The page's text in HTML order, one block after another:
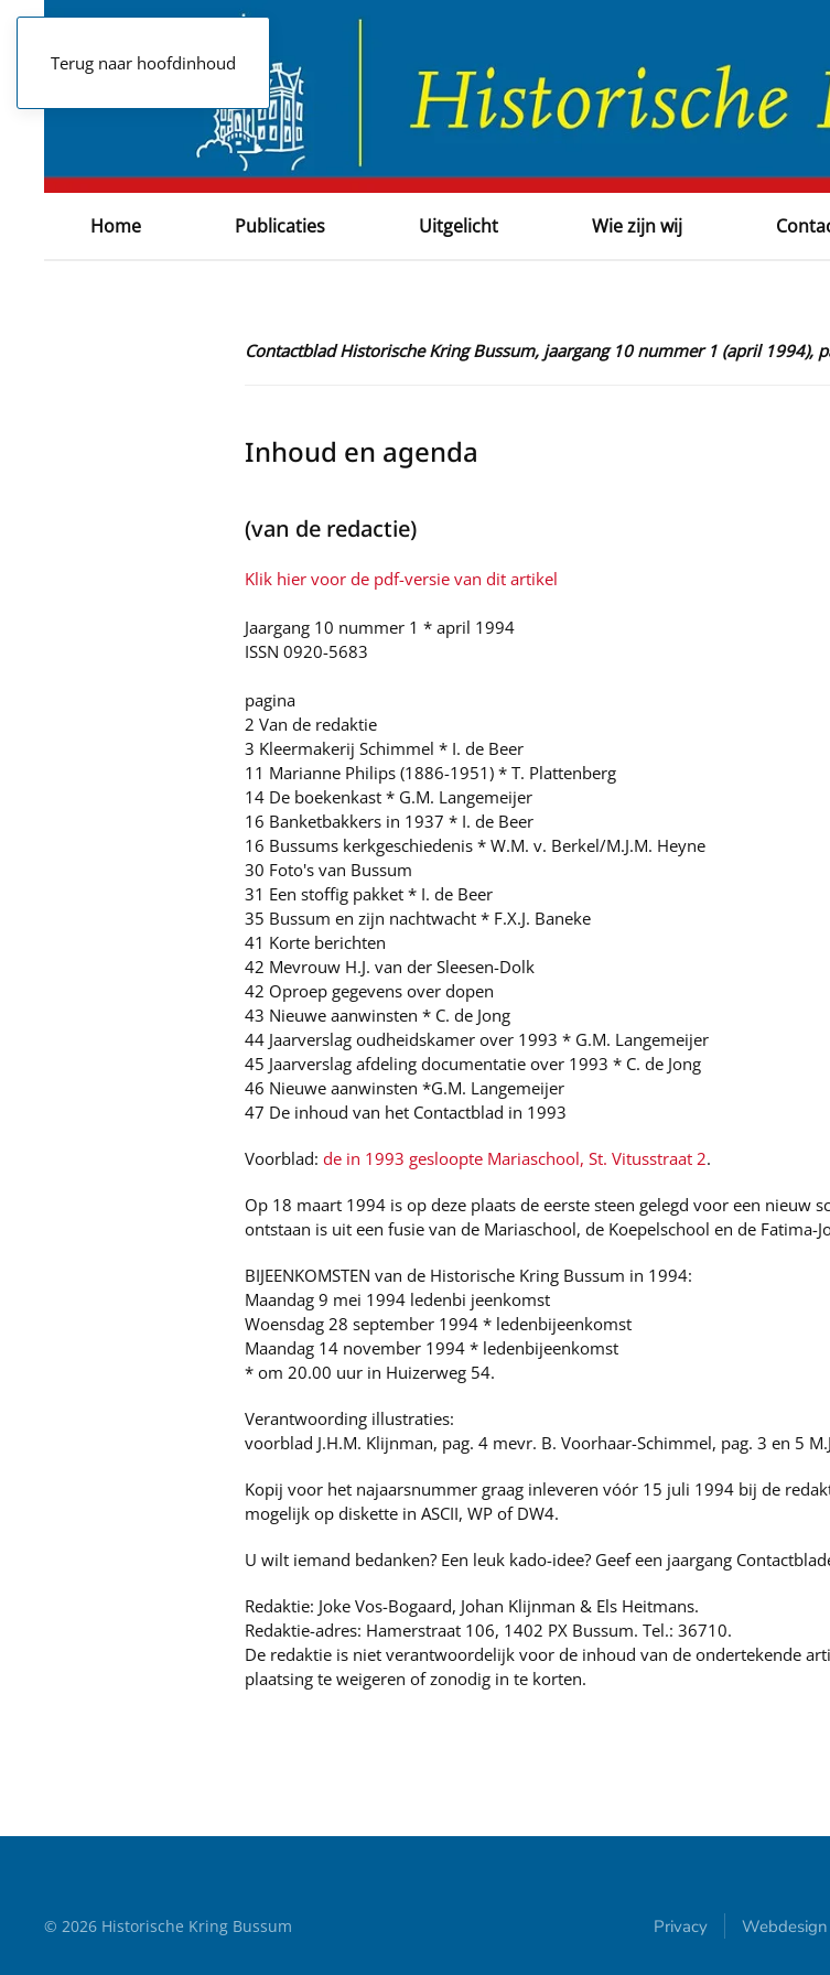
Terug naar hoofdinhoud
Home Publicaties Uitgelicht Wie zijn wij
Contactblad Historische Kring Bussum, jaargang 10 nummer 1 (april 1994),
Inhoud en agenda
(van de redactie)
Klik hier voor de pdf-versie van dit artikel
Jaargang 10 nummer 1 * april 1994
ISSN 0920-5683
pagina
2 Van de redaktie
3 Kleermakerij Schimmel * I. de Beer
11 Marianne Philips (1886-1951) * T. Plattenberg
14 De boekenkast * G.M. Langemeijer
16 Banketbakkers in 1937 * I. de Beer
16 Bussums kerkgeschiedenis * W.M. v. Berkel/M.J.M. Heyne
30 Foto's van Bussum
31 Een stoffig pakket * I. de Beer
35 Bussum en zijn nachtwacht * F.X.J. Baneke
41 Korte berichten
42 Mevrouw H.J. van der Sleesen-Dolk
42 Oproep gegevens over dopen
43 Nieuwe aanwinsten * C. de Jong
44 Jaarverslag oudheidskamer over 1993 * G.M. Langemeijer
45 Jaarverslag afdeling documentatie over 1993 * C. de Jong
46 Nieuwe aanwinsten *G.M. Langemeijer
47 De inhoud van het Contactblad in 1993
Voorblad: de in 1993 gesloopte Mariaschool, St. Vitusstraat 2.
Op 18 maart 1994 is op deze plaats de eerste steen gelegd voor een nieuw
ontstaan is uit een fusie van de Mariaschool, de Koepelschool en de Fatima-
BIJEENKOMSTEN van de Historische Kring Bussum in 1994:
Maandag 9 mei 1994 ledenbi jeenkomst
Woensdag 28 september 1994 * ledenbijeenkomst
Maandag 14 november 1994 * ledenbijeenkomst
* om 20.00 uur in Huizerweg 54.
Verantwoording illustraties:
voorblad J.H.M. Klijnman, pag. 4 mevr. B. Voorhaar-Schimmel, pag. 3 en 5
Kopij voor het najaarsnummer graag inleveren vóór 15 juli 1994 bij de
mogelijk op diskette in ASCII, WP of DW4.
U wilt iemand bedanken? Een leuk kado-idee? Geef een jaargang
Redaktie: Joke Vos-Bogaard, Johan Klijnman & Els Heitmans.
Redaktie-adres: Hamerstraat 106, 1402 PX Bussum. Tel.: 36710.
De redaktie is niet verantwoordelijk voor de inhoud van de ondertekende
plaatsing te weigeren of zonodig in te korten.
© 2026 Historische Kring Bussum Privacy Webdesign